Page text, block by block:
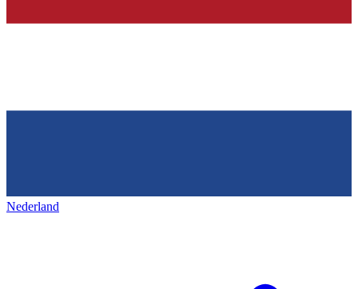
Nederland